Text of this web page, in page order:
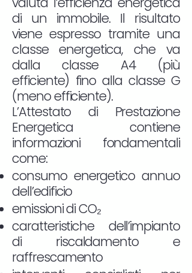
di un immobile. Il risultato
viene espresso tramite una
classe energetica, che va
dalla classe A4 (più
efficiente) fino alla classe G
(meno efficiente).
L’Attestato di Prestazione
Energetica contiene
informazioni fondamentali
come:
consumo energetico annuo
dell’edificio
emissioni di CO₂
caratteristiche dell’impianto
di riscaldamento e
raffrescamento